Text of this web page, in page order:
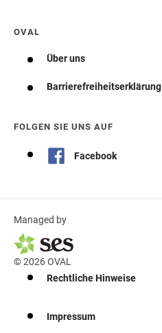
OVAL
Über uns
Barrierefreiheitserklärung
FOLGEN SIE UNS AUF
Facebook
Managed by
© 2026 OVAL
Rechtliche Hinweise
Impressum